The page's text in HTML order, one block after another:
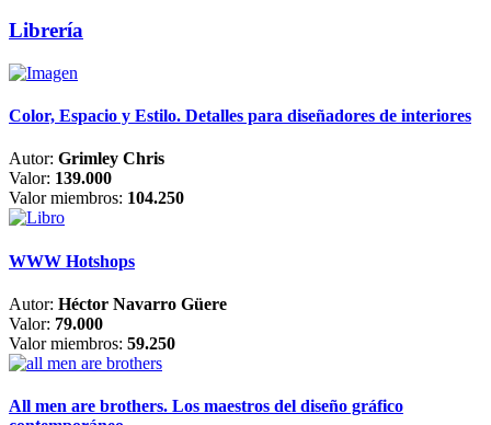
Librería
Color, Espacio y Estilo. Detalles para diseñadores de interiores
Autor: Grimley Chris
Valor: 139.000
Valor miembros: 104.250
WWW Hotshops
Autor: Héctor Navarro Güere
Valor: 79.000
Valor miembros: 59.250
All men are brothers. Los maestros del diseño gráfico